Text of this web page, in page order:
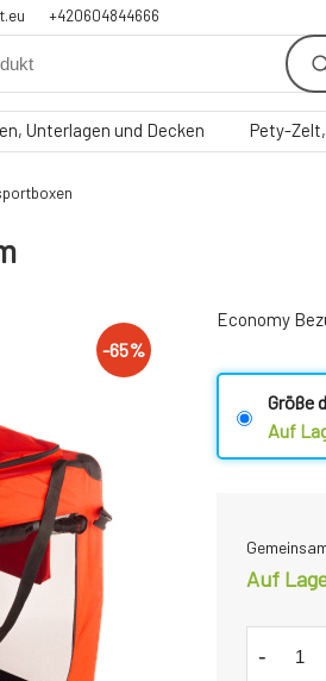
+420604844666
Unterlagen und Decken Pety-
-65%
Economy
Größe
Auf
Auf
-